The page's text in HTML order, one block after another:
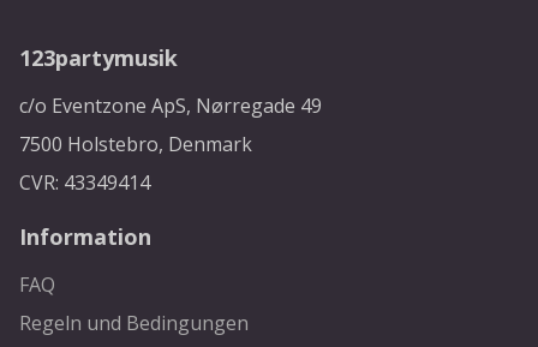
123partymusik
c/o Eventzone ApS, Nørregade 49
7500 Holstebro, Denmark
CVR: 43349414
Information
FAQ
Regeln und Bedingungen